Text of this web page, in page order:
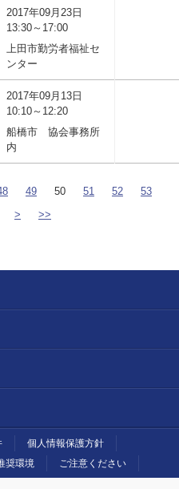
2017年09月23日
13:30～17:00
上田市勤労者福祉セ
ンター
2017年09月13日
10:10～12:20
船橋市 協会事務所
内
49 50 51 52
53
> >>
個人情報保護方針
奨環境 ご注意ください